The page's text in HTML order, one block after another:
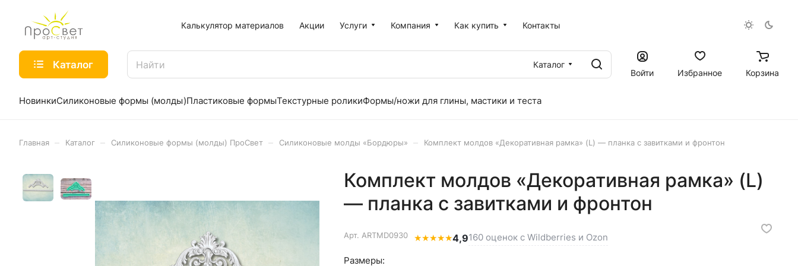
Калькулятор материалов Акции Услуги Компания Как купить Контакты
Каталог
Каталог
Войти
Избранное Корзина
НовинкиСиликоновые формы (молды)Пластиковые формыТекстурные роликиФормы/ножи для глины, мастики и теста
Главная Каталог Силиконовые формы (молды) ПроСвет Силиконовые молды «Бордюры» Комплект молдов «Декоративная рамка» (L) — планка с завитками и фронтон
Комплект молдов «Декоративная рамка» (L)
— планка с завитками и фронтон
Арт. ARTMD0930 ★★★★★4,9160 оценок с Wildberries и Ozon
Размеры: